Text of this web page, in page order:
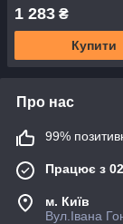
1 283 ₴
Купити
Про нас
99%
Працює з
м. Київ
Вул.Івана